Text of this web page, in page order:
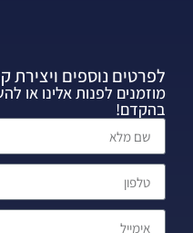
לפרטים נוספים ויצירת
מוזמנים לפנות אלינו או
בהקדם!